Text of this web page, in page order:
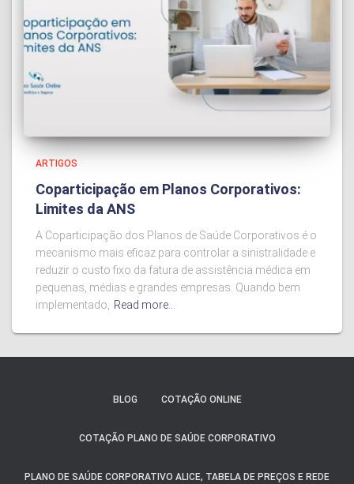
ARTIGOS
Coparticipação em Planos Corporativos:
Limites da ANS
A Coparticipação dos Planos de Saúde Corporativos é o
mecanismo mais eficaz para controlar a sinistralidade e
reduzir o custo fixo da fatura de assistência médica em
pequenas, médias e grandes empresas. Quando bem
implementado, Read more…
BLOG COTAÇÃO ONLINE
COTAÇÃO PLANO DE SAÚDE CORPORATIVO
PLANO DE SAÚDE CORPORATIVO ALICE, TABELA DE PREÇOS E REDE